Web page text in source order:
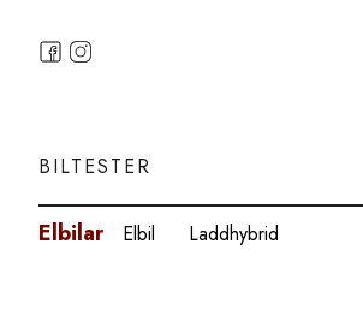
BILTESTER
Elbilar Elbil Laddhybrid